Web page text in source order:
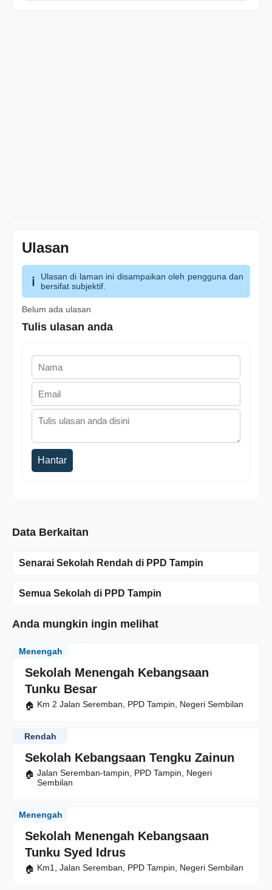
Ulasan
Ulasan di laman ini disampaikan oleh pengguna dan
bersifat subjektif.
Belum ada ulasan
Tulis ulasan anda
Hantar
Data Berkaitan
Senarai Sekolah Rendah di PPD Tampin
Semua Sekolah di PPD Tampin
Anda mungkin ingin melihat
Sekolah Menengah Kebangsaan
Tunku Besar
Menengah
Km 2 Jalan Seremban, PPD Tampin, Negeri Sembilan
Sekolah Kebangsaan Tengku Zainun
Rendah
Jalan Seremban-tampin, PPD Tampin, Negeri
Sembilan
Sekolah Menengah Kebangsaan
Tunku Syed Idrus
Menengah
Km1, Jalan Seremban, PPD Tampin, Negeri Sembilan